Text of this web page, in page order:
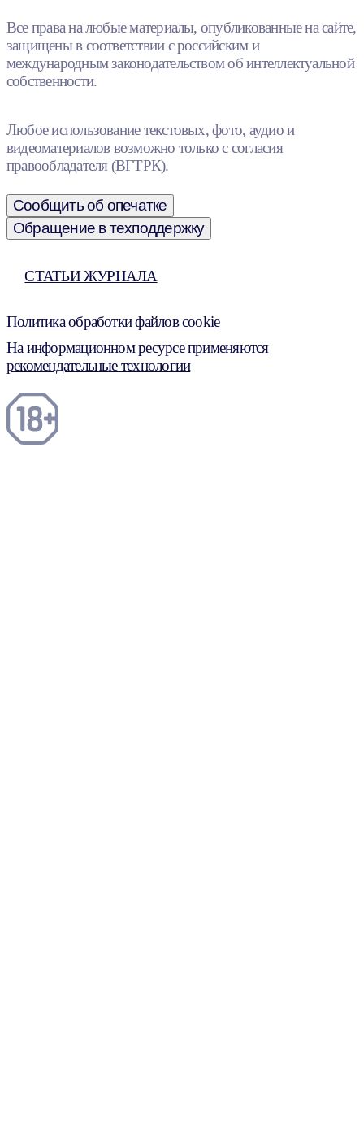
Все права на любые материалы, опубликованные на сайте,
защищены в соответствии с российским и
международным законодательством об интеллектуальной
собственности.
Любое использование текстовых, фото, аудио и
видеоматериалов возможно только с согласия
правообладателя (ВГТРК).
Сообщить об опечатке
Обращение в техподдержку
СТАТЬИ ЖУРНАЛА
Политика обработки файлов cookie
На информационном ресурсе применяются
рекомендательные технологии